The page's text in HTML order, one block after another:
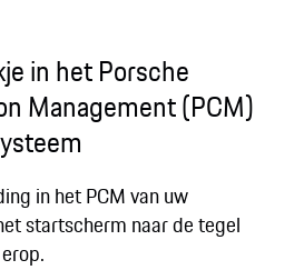
in het Porsche
Management (PCM)
in het PCM van uw
startscherm naar de tegel